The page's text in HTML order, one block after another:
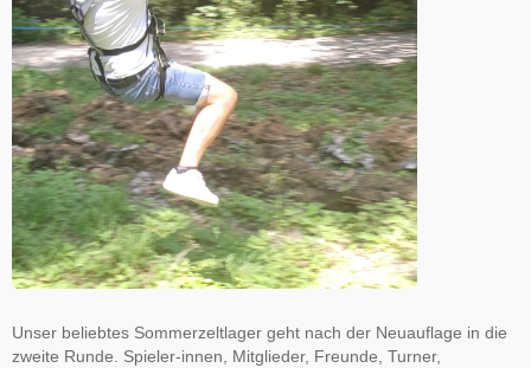
Unser beliebtes Sommerzeltlager geht nach der Neuauflage in die
zweite Runde. Spieler-innen, Mitglieder, Freunde, Turner,